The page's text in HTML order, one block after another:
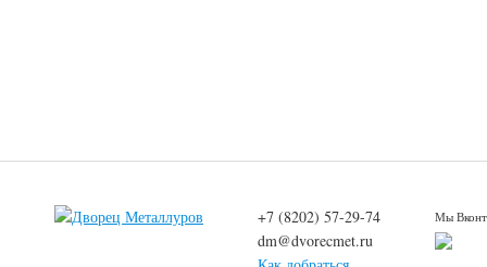
+7 (8202) 57-29-74
dm@dvorecmet.ru
Мы